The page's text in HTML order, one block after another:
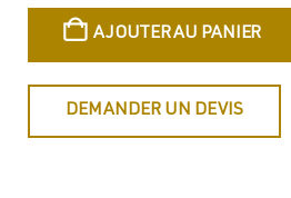
AJOUTER AU PANIER
DEMANDER UN DEVIS